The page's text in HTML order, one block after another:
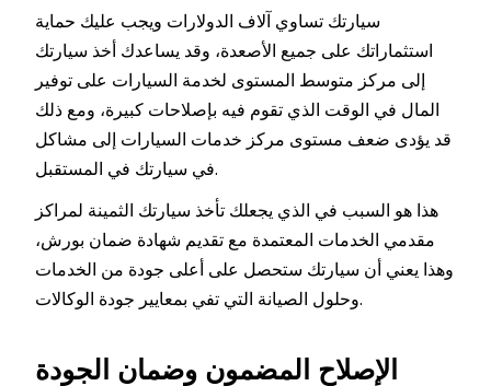
سيارتك تساوي آلاف الدولارات ويجب عليك حماية
استثماراتك على جميع الأصعدة، وقد يساعدك أخذ سيارتك
إلى مركز متوسط المستوى لخدمة السيارات على توفير
المال في الوقت الذي تقوم فيه بإصلاحات كبيرة، ومع ذلك
قد يؤدى ضعف مستوى مركز خدمات السيارات إلى مشاكل
في سيارتك في المستقبل.
هذا هو السبب في الذي يجعلك تأخذ سيارتك الثمينة لمراكز
مقدمي الخدمات المعتمدة مع تقديم شهادة ضمان بورش،
وهذا يعني أن سيارتك ستحصل على أعلى جودة من الخدمات
وحلول الصيانة التي تفي بمعايير جودة الوكالات.
الإصلاح المضمون وضمان الجودة